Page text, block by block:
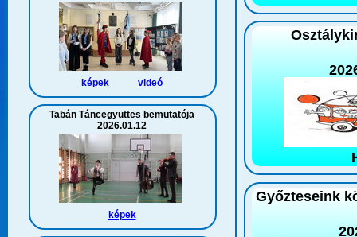
képek videó
Tabán Táncegyüttes bemutatója
2026.01.12
képek
Győzteseink